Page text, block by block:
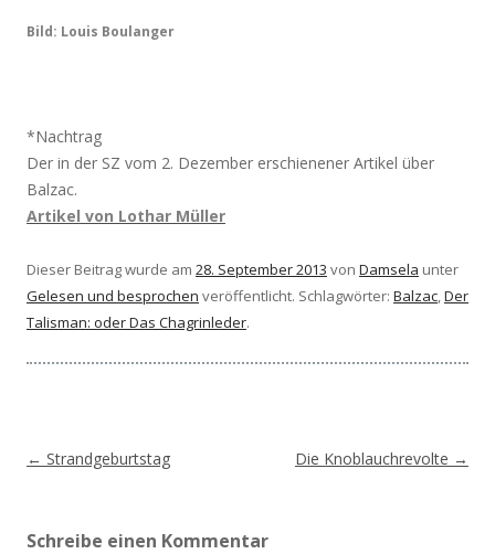
Bild: Louis Boulanger
*Nachtrag
Der in der SZ vom 2. Dezember erschienener Artikel über
Balzac.
Artikel von Lothar Müller
Dieser Beitrag wurde am 28. September 2013 von Damsela unter
Gelesen und besprochen veröffentlicht. Schlagwörter: Balzac Der
Talisman: oder Das Chagrinleder.
Beitragsnavigation
← Strandgeburtstag Die Knoblauchrevolte →
Schreibe einen Kommentar